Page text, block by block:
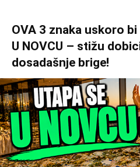
OVA 3 znaka uskoro bi
U NOVCU – stižu
dosadašnje brige!